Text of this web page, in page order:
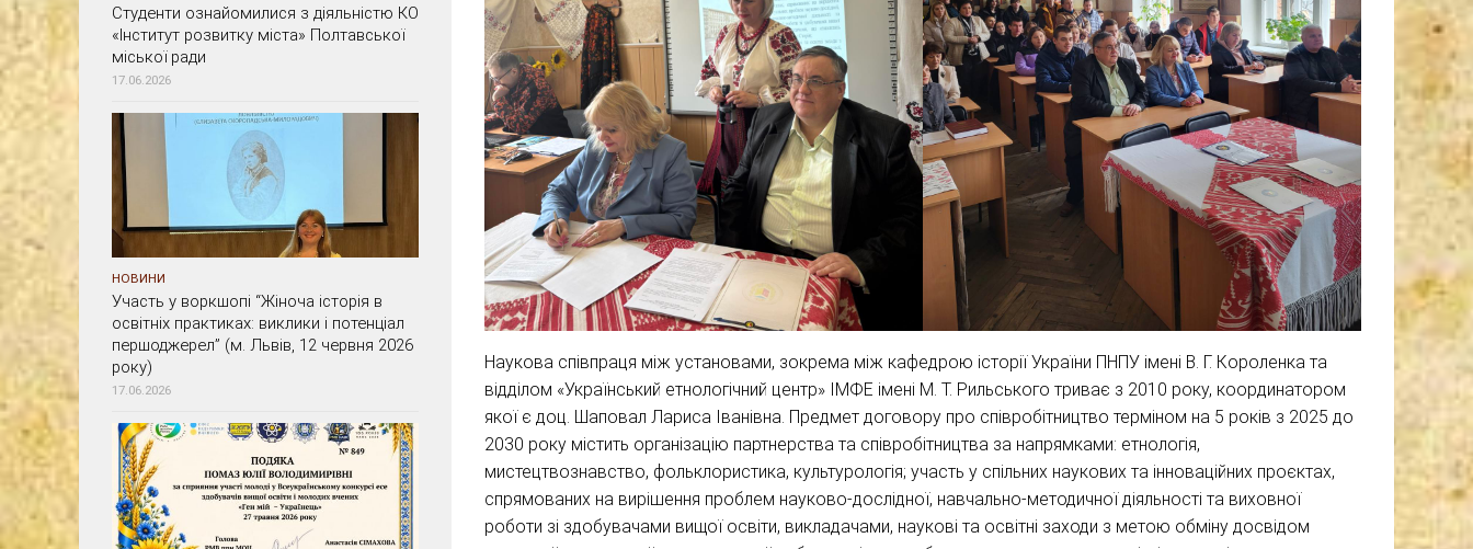
Наукова співпраця між установами, зокрема між кафедрою історії України ПНПУ імені В. Г. Короленка та
відділом «Український етнологічний центр» ІМФЕ імені М. Т. Рильського триває з 2010 року, координатором
якої є доц. Шаповал Лариса Іванівна. Предмет договору про співробітництво терміном на 5 років з 2025 до
2030 року містить організацію партнерства та співробітництва за напрямками: етнологія,
мистецтвознавство, фольклористика, культурологія; участь у спільних наукових та інноваційних проєктах,
спрямованих на вирішення проблем науково-дослідної, навчально-методичної діяльності та виховної
роботи зі здобувачами вищої освіти, викладачами, наукові та освітні заходи з метою обміну досвідом
Студенти ознайомилися з діяльністю КО
«Інститут розвитку міста» Полтавської
міської ради
17.06.2026
НОВИНИ
Участь у воркшопі “Жіноча історія в
освітніх практиках: виклики і потенціал
першоджерел” (м. Львів, 12 червня 2026
року)
17.06.2026